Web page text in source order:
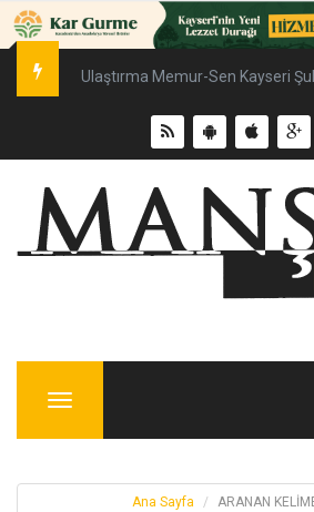
Ulaştırma Memur-Sen Kayseri
Menu
Ana Sayfa ARANAN